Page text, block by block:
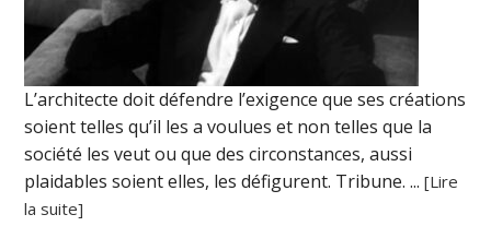
L’architecte doit défendre l’exigence que ses créations
soient telles qu’il les a voulues et non telles que la
société les veut ou que des circonstances, aussi
plaidables soient elles, les défigurent. Tribune. ...[Lire
la suite]